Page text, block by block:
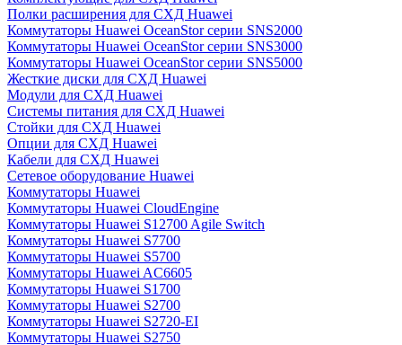
Полки расширения для СХД Huawei
Коммутаторы Huawei OceanStor серии SNS2000
Коммутаторы Huawei OceanStor серии SNS3000
Коммутаторы Huawei OceanStor серии SNS5000
Жесткие диски для СХД Huawei
Модули для СХД Huawei
Системы питания для СХД Huawei
Стойки для СХД Huawei
Опции для СХД Huawei
Кабели для СХД Huawei
Сетевое оборудование Huawei
Коммутаторы Huawei
Коммутаторы Huawei CloudEngine
Коммутаторы Huawei S12700 Agile Switch
Коммутаторы Huawei S7700
Коммутаторы Huawei S5700
Коммутаторы Huawei AC6605
Коммутаторы Huawei S1700
Коммутаторы Huawei S2700
Коммутаторы Huawei S2720-EI
Коммутаторы Huawei S2750